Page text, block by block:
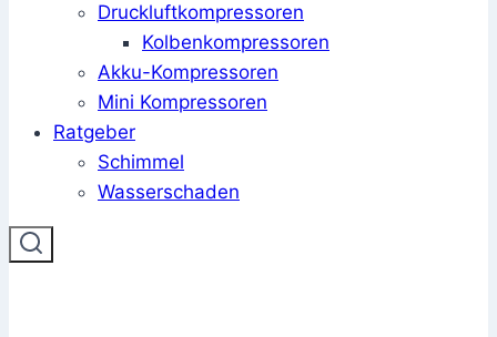
Druckluftkompressoren
Kolbenkompressoren
Akku-Kompressoren
Mini Kompressoren
Ratgeber
Schimmel
Wasserschaden